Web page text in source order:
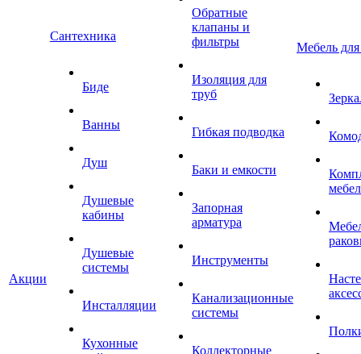
Акции
Сантехника
Биде
Ванны
Душ
Душевые
кабины
Душевые
системы
Инсталляции
Кухонные
Обратные
клапаны и
фильтры
Изоляция для
труб
Гибкая подводка
Баки и емкости
Запорная
арматура
Инструменты
Канализационные
системы
Коллекторные
Мебель